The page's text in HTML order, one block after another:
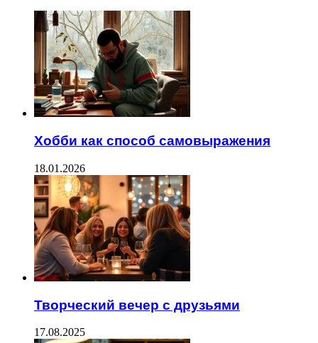
Хобби как способ самовыражения
18.01.2026
Творческий вечер с друзьями
17.08.2025